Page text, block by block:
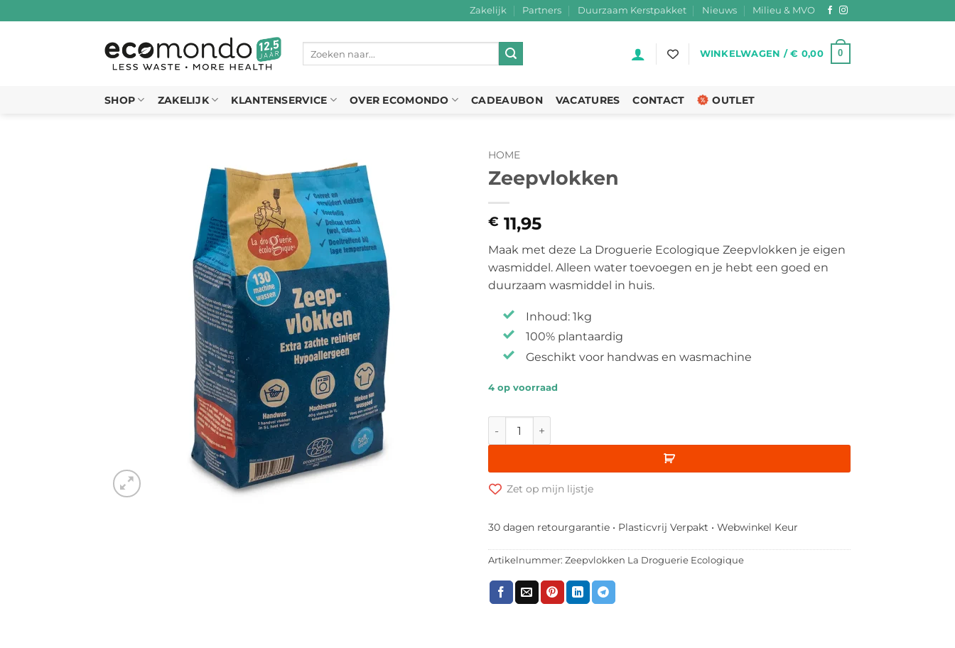
Zakelijk Partners Duurzaam Kerstpakket Nieuws Milieu & MVO
Zoeken
WINKELWAGEN /€ 0,00 0
SHOP ZAKELIJK KLANTENSERVICE OVER ECOMONDO CADEAUBON VACATURES CONTACT OUTLET
HOME
Zeepvlokken
€ 11,95
Maak met deze La Droguerie Ecologique Zeepvlokken je eigen
wasmiddel. Alleen water toevoegen en je hebt een goed en
duurzaam wasmiddel in huis.
Inhoud: 1kg
100% plantaardig
Geschikt voor handwas en wasmachine
4 op voorraad
Zeepvlokken aantal
Zet op mijn lijstje
30 dagen retourgarantie • Plasticvrij Verpakt • Webwinkel Keur
Artikelnummer: Zeepvlokken La Droguerie Ecologique